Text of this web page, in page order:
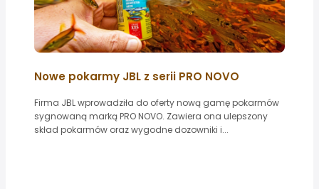
Nowe pokarmy JBL z serii PRO NOVO
Firma JBL wprowadziła do oferty nową gamę pokarmów
sygnowaną marką PRO NOVO. Zawiera ona ulepszony
skład pokarmów oraz wygodne dozowniki i...